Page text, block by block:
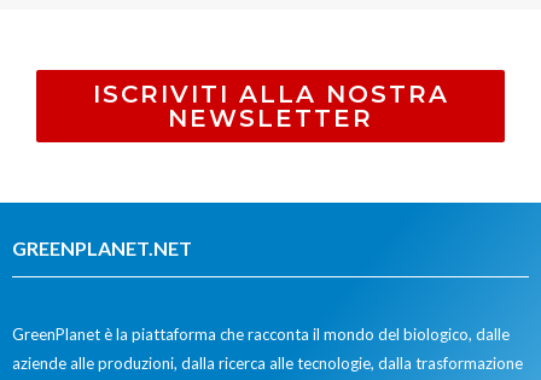
ISCRIVITI ALLA NOSTRA
NEWSLETTER
GREENPLANET.NET
GreenPlanet è la piattaforma che racconta il mondo del biologico, dalle
aziende alle produzioni, dalla ricerca alle tecnologie, dalla trasformazione